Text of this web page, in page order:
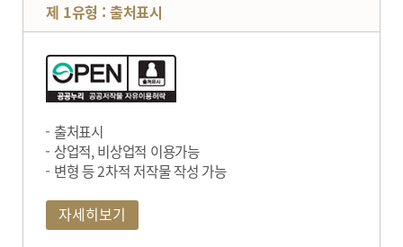
제 1유형 : 출처표시
출처표시
상업적, 비상업적 이용가능
변형 등 2차적 저작물 작성 가능
자세히보기